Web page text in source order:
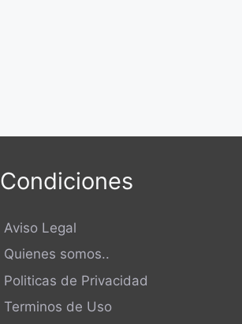
Condiciones
Aviso Legal
Quienes somos..
Politicas de Privacidad
Terminos de Uso